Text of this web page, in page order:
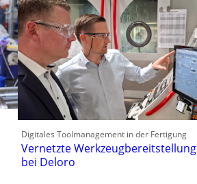
Digitales Toolmanagement in der Fertigung
Vernetzte Werkzeugbereitstellung
bei Deloro